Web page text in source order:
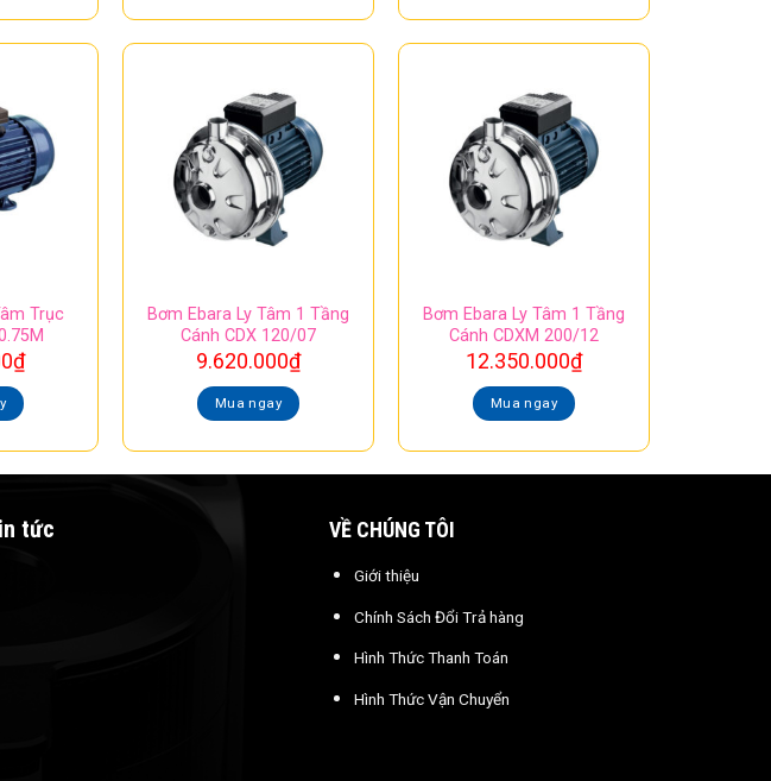
Trục
₫
Bơm Ebara Ly Tâm 1 Tầng
Cánh CDX 120/07
9.620.000₫
Mua ngay
Bơm Ebara Ly Tâm 1 Tầng
Cánh CDXM 200/12
12.350.000₫
Mua ngay
tức VỀ CHÚNG TÔI
Giới thiệu
Chính Sách Đổi Trả hàng
Hình Thức Thanh Toán
Hình Thức Vận Chuyển